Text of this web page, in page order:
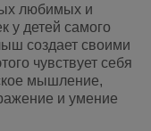
любимых и
у детей самого
создает своими
чувствует себя
мышление,
и умение